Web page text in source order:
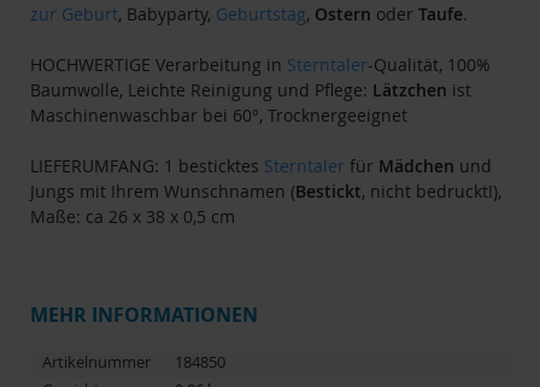
zur Geburt, Babyparty, Geburtstag, Ostern oder Taufe.
HOCHWERTIGE Verarbeitung in Sterntaler-Qualität, 100%
Baumwolle, Leichte Reinigung und Pflege: Lätzchen ist
Maschinenwaschbar bei 60°, Trocknergeeignet
LIEFERUMFANG: 1 besticktes Sterntaler für Mädchen und
Jungs mit Ihrem Wunschnamen (Bestickt, nicht bedruckt!),
Maße: ca 26 x 38 x 0,5 cm
MEHR INFORMATIONEN
Artikelnummer
184850